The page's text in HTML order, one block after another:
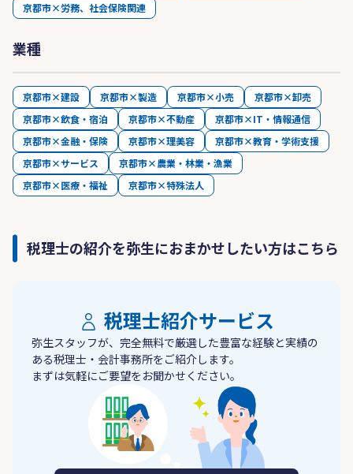
京都市×労務、社会保険関連
業種
京都市×建設 京都市×製造 京都市×小売
京都市×卸売
京都市×飲食・宿泊
京都市×不動産
京都市×IT・情報通信
京都市×金融・保険
京都市×理美容
京都市×教育・学術支援
京都市×サービス
京都市×農業・林業・漁業
京都市×医療・福祉
京都市×特殊法人
税理士の紹介を弥生におまかせしたい方はこちら
税理士紹介サービス
弥生スタッフが、完全無料で厳選した豊富な経験と実績の
ある税理士・会計事務所をご紹介します。
まずは気軽にご要望をお聞かせください。